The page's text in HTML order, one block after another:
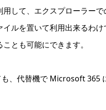
して、エクスプローラー
ルを置いて利用出来るわけ
とも可能にできます。
、代替機で Microsoft 365